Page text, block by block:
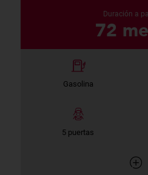
Duración a
72
Gasolina
5 puertas